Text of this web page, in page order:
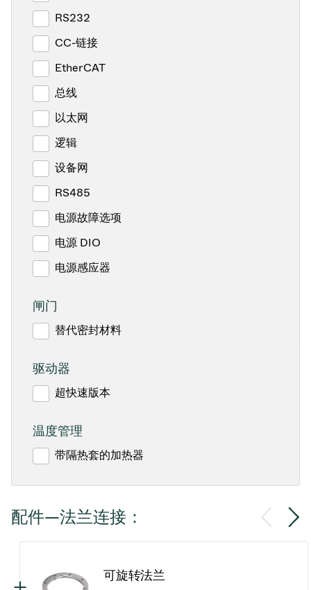
RS232
CC-链接
EtherCAT
总线
以太网
逻辑
设备网
RS485
电源故障选项
电源 DIO
电源感应器
闸门
替代密封材料
驱动器
超快速版本
温度管理
带隔热套的加热器
配件—法兰连接：
可旋转法兰